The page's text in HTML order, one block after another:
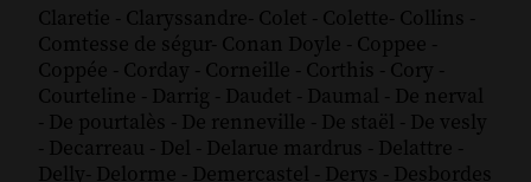
Claretie - Claryssandre- Colet - Colette- Collins -
Comtesse de ségur- Conan Doyle - Coppee -
Coppée - Corday - Corneille - Corthis - Cory -
Courteline - Darrig - Daudet - Daumal - De nerval
- De pourtalès - De renneville - De staël - De vesly
- Decarreau - Del - Delarue mardrus - Delattre -
Delly- Delorme - Demercastel - Derys - Desbordes